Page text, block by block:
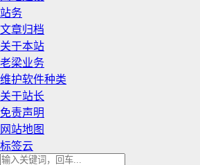
站务
文章归档
关于本站
老梁业务
维护软件种类
关于站长
免责声明
网站地图
标签云